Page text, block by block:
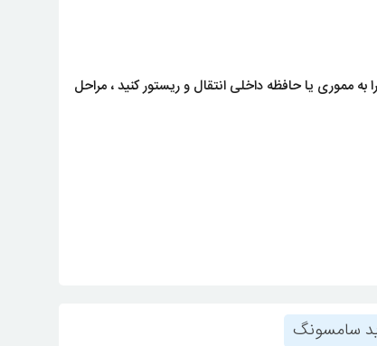
مموری یا حافظه داخلی انتقال و ریستور کنید ، مراحل
سامسونگ